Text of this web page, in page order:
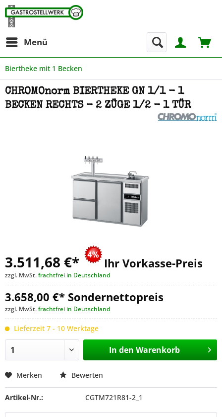
Menü
Biertheke mit 1 Becken
CHROMOnorm BIERTHEKE GN 1/1 - 1
BECKEN RECHTS - 2 ZÜGE 1/2 - 1 TÜR
3.511,68 €* Ihr Vorkasse-Preis
zzgl. MwSt.frachtfrei in Deutschland
3.658,00 €* Sondernettopreis
zzgl. MwSt.frachtfrei in Deutschland
Lieferzeit 7 - 10 Werktage
In den Warenkorb
Merken Bewerten
Artikel-Nr.: CGTM721R81-2_1